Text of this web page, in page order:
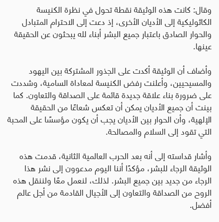
وقال: كانت هذه الوثيقة نقطة تحول في نظرة الكنيسة
الكاثوليكية إلى الأديان الأخرى، إذ دعت إلى الاحترام المتبادل
والحوار الصادق باعتبار جميع البشر أبناء لله يبحثون عن الحقيقة
عينها.
وأضاف أن الوثيقة أكدت على الجذور المشتركة بين اليهود
والمسيحيين، وأعلنت رفض الكنيسة لمعاداة السامية، وشددت
على ضرورة بناء علاقة جديدة قائمة على الصداقة والتعاون. كما
بينت أن جميع الأديان يمكن أن تعكس شعاعًا من الحقيقة
الإلهية، وأن الحوار بين الأديان يجب أن يكون مؤسسًا على المحبة
التي تقود إلى السلام والمصالحة.
وأشار قداسته إلى أنه بعد الحرب العالمية الثانية، قدمت هذه
الوثيقة الرجاء للبشر، مؤكدًا أننا اليوم مدعوون إلى نشر هذا
الرجاء من جديد بين جميع البشر. لذلك، لنعمل معًا ولننقل هذه
الروح من الصداقة والتعاون إلى الأجيال القادمة من أجل عالم
أفضل.